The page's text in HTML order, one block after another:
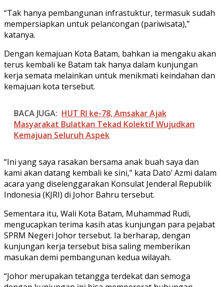
“Tak hanya pembangunan infrastuktur, termasuk sudah
mempersiapkan untuk pelancongan (pariwisata),”
katanya.
Dengan kemajuan Kota Batam, bahkan ia mengaku akan
terus kembali ke Batam tak hanya dalam kunjungan
kerja semata melainkan untuk menikmati keindahan dan
kemajuan kota tersebut.
BACA JUGA: HUT RI ke-78, Amsakar Ajak
Masyarakat Bulatkan Tekad Kolektif Wujudkan
Kemajuan Seluruh Aspek
“Ini yang saya rasakan bersama anak buah saya dan
kami akan datang kembali ke sini,” kata Dato’ Azmi dalam
acara yang diselenggarakan Konsulat Jenderal Republik
Indonesia (KJRI) di Johor Bahru tersebut.
Sementara itu, Wali Kota Batam, Muhammad Rudi,
mengucapkan terima kasih atas kunjungan para pejabat
SPRM Negeri Johor tersebut. Ia berharap, dengan
kunjungan kerja tersebut bisa saling memberikan
masukan demi pembangunan kedua wilayah.
“Johor merupakan tetangga terdekat dan semoga